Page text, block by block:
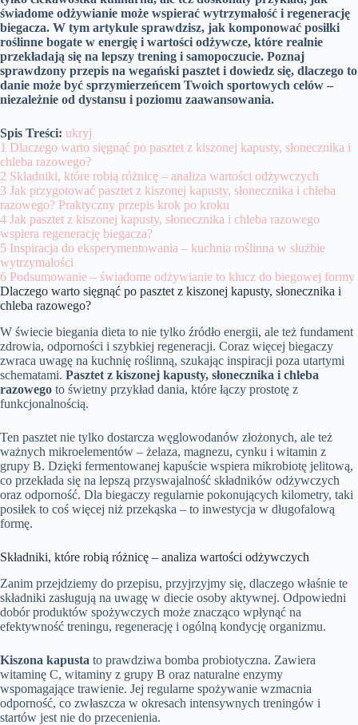
świadome odżywianie może wspierać wytrzymałość i regenerację
biegacza. W tym artykule sprawdzisz, jak komponować posiłki
roślinne bogate w energię i wartości odżywcze, które realnie
przekładają się na lepszy trening i samopoczucie. Poznaj
sprawdzony przepis na wegański pasztet i dowiedz się, dlaczego to
danie może być sprzymierzeńcem Twoich sportowych celów –
niezależnie od dystansu i poziomu zaawansowania.
Spis Treści: ukryj
1 Dlaczego warto sięgnąć po pasztet z kiszonej kapusty, słonecznika i
chleba razowego?
2 Składniki, które robią różnicę – analiza wartości odżywczych
3 Jak przygotować pasztet z kiszonej kapusty, słonecznika i chleba
razowego? Praktyczny przepis krok po kroku
4 Jak pasztet z kiszonej kapusty, słonecznika i chleba razowego
wspiera regenerację biegacza?
5 Inspiracja do eksperymentowania – kuchnia roślinna w służbie
wytrzymałości
6 Podsumowanie – świadome odżywianie to klucz do biegowej formy
Dlaczego warto sięgnąć po pasztet z kiszonej kapusty, słonecznika i
chleba razowego?
W świecie biegania dieta to nie tylko źródło energii, ale też fundament
zdrowia, odporności i szybkiej regeneracji. Coraz więcej biegaczy
zwraca uwagę na kuchnię roślinną, szukając inspiracji poza utartymi
schematami. Pasztet z kiszonej kapusty, słonecznika i chleba
razowego to świetny przykład dania, które łączy prostotę z
funkcjonalnością.
Ten pasztet nie tylko dostarcza węglowodanów złożonych, ale też
ważnych mikroelementów – żelaza, magnezu, cynku i witamin z
grupy B. Dzięki fermentowanej kapuście wspiera mikrobiotę jelitową,
co przekłada się na lepszą przyswajalność składników odżywczych
oraz odporność. Dla biegaczy regularnie pokonujących kilometry, taki
posiłek to coś więcej niż przekąska – to inwestycja w długofalową
formę.
Składniki, które robią różnicę – analiza wartości odżywczych
Zanim przejdziemy do przepisu, przyjrzyjmy się, dlaczego właśnie te
składniki zasługują na uwagę w diecie osoby aktywnej. Odpowiedni
dobór produktów spożywczych może znacząco wpłynąć na
efektywność treningu, regenerację i ogólną kondycję organizmu.
Kiszona kapusta to prawdziwa bomba probiotyczna. Zawiera
witaminę C, witaminy z grupy B oraz naturalne enzymy
wspomagające trawienie. Jej regularne spożywanie wzmacnia
odporność, co zwłaszcza w okresach intensywnych treningów i
startów jest nie do przecenienia.